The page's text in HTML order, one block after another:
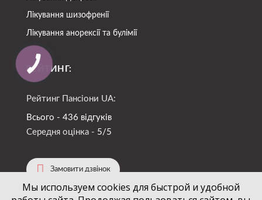
Лікування шизофренії
Лікування анорексії та булімії
РЕЙТИНГ:
Рейтинг Пансіони UA:
Всього - 436 відгуків
Середня оцінка - 5/5
Замовити дзвінок
Мы используем cookies для быстрой и удобной